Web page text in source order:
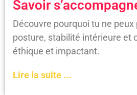
Savoir
Découvre pourquoi tu ne
posture, stabilité intérieure et
éthique et impactant.
Lire la suite ...